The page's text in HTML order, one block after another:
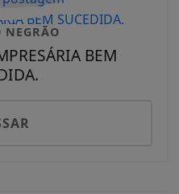
NEGRÃO
BEM